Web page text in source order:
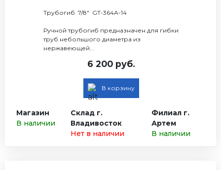
Трубогиб 7/8" GT-364A-14
Ручной трубогиб предназначен для гибки
труб небольшого диаметра из
нержавеющей...
6 200 руб.
В корзину
Магазин
В наличии
Склад г.
Владивосток
Нет в наличии
Филиал г.
Артем
В наличии